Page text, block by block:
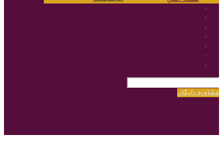
مشاوره رایگان